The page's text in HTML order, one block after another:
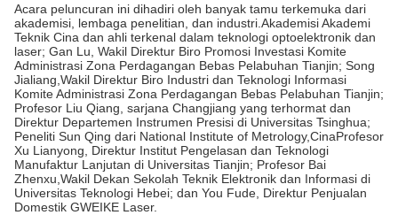
Acara peluncuran ini dihadiri oleh banyak tamu terkemuka dari
akademisi, lembaga penelitian, dan industri.Akademisi Akademi
Teknik Cina dan ahli terkenal dalam teknologi optoelektronik dan
laser; Gan Lu, Wakil Direktur Biro Promosi Investasi Komite
Administrasi Zona Perdagangan Bebas Pelabuhan Tianjin; Song
Jialiang,Wakil Direktur Biro Industri dan Teknologi Informasi
Komite Administrasi Zona Perdagangan Bebas Pelabuhan Tianjin;
Profesor Liu Qiang, sarjana Changjiang yang terhormat dan
Direktur Departemen Instrumen Presisi di Universitas Tsinghua;
Peneliti Sun Qing dari National Institute of Metrology,CinaProfesor
Xu Lianyong, Direktur Institut Pengelasan dan Teknologi
Manufaktur Lanjutan di Universitas Tianjin; Profesor Bai
Zhenxu,Wakil Dekan Sekolah Teknik Elektronik dan Informasi di
Universitas Teknologi Hebei; dan You Fude, Direktur Penjualan
Domestik GWEIKE Laser.